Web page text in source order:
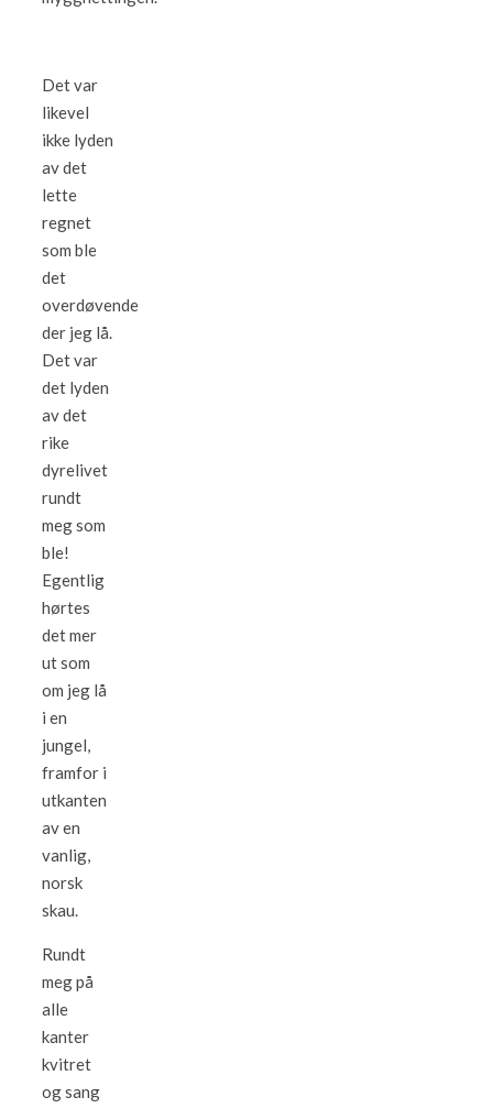
Det var
likevel
ikke lyden
av det
lette
regnet
som ble
det
overdøvende
der jeg lå.
Det var
det lyden
av det
rike
dyrelivet
rundt
meg som
ble!
Egentlig
hørtes
det mer
ut som
om jeg lå
i en
jungel,
framfor i
utkanten
av en
vanlig,
norsk
skau.
Rundt
meg på
alle
kanter
kvitret
og sang